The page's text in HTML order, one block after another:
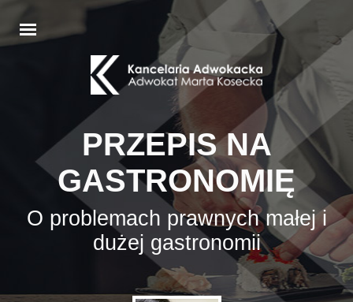
PRZEPIS NA
GASTRONOMIĘ
O problemach prawnych małej i
dużej gastronomii